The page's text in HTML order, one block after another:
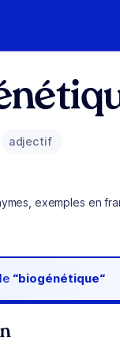
adjectif
exemples en
“biogénétique“